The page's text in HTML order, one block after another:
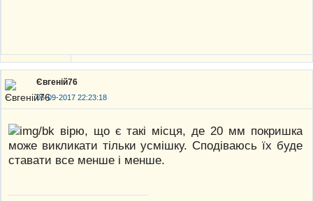
Євгеній76
06-09-2017 22:23:18
вірю, що є такі місця, де 20 мм покришка
може викликати тільки усмішку. Сподіваюсь їх буде
ставати все менше і менше.